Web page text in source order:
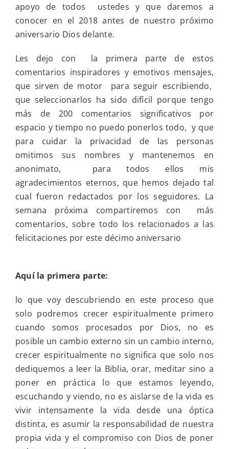
apoyo de todos ustedes y que daremos a
conocer en el 2018 antes de nuestro próximo
aniversario Dios delante.
Les dejo con la primera parte de estos
comentarios inspiradores y emotivos mensajes,
que sirven de motor para seguir escribiendo,
que seleccionarlos ha sido difícil porque tengo
más de 200 comentarios significativos por
espacio y tiempo no puedo ponerlos todo, y que
para cuidar la privacidad de las personas
omitimos sus nombres y mantenemos en
anonimato, para todos ellos mis
agradecimientos eternos, que hemos dejado tal
cual fueron redactados por los seguidores. La
semana próxima compartiremos con más
comentarios, sobre todo los relacionados a las
felicitaciones por este décimo aniversario
Aquí la primera parte:
lo que voy descubriendo en este proceso que
solo podremos crecer espiritualmente primero
cuando somos procesados por Dios, no es
posible un cambio externo sin un cambio interno,
crecer espiritualmente no significa que solo nos
dediquemos a leer la Biblia, orar, meditar sino a
poner en práctica lo que estamos leyendo,
escuchando y viendo, no es aislarse de la vida es
vivir intensamente la vida desde una óptica
distinta, es asumir la responsabilidad de nuestra
propia vida y el compromiso con Dios de poner